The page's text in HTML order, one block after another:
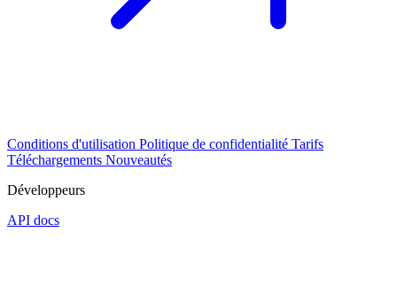
Conditions d'utilisation Politique de confidentialité Tarifs
Téléchargements Nouveautés
Développeurs
API docs